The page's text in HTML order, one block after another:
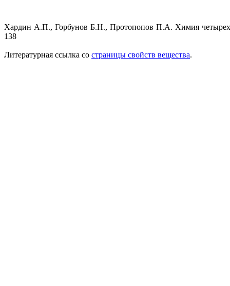
Хардин А.П., Горбунов Б.Н., Протопопов П.А. Химия
138
Литературная ссылка со страницы свойств вещества.